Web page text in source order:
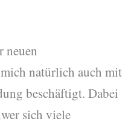
neuen
natürlich auch mit
beschäftigt. Dabei
sich viele